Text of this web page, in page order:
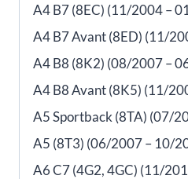
A4 B7 (8EC) (11/2004 –
A4 B7 Avant (8ED) (11/
A4 B8 (8K2) (08/2007 –
A4 B8 Avant (8K5) (11/
A5 Sportback (8TA) (07/
A5 (8T3) (06/2007 – 10/
A6 C7 (4G2, 4GC) (11/